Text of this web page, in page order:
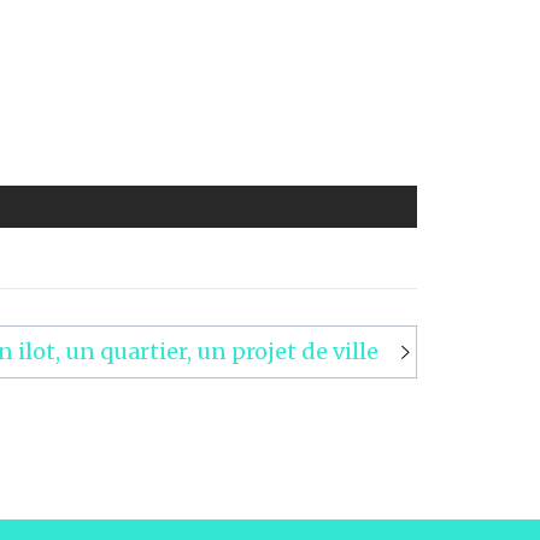
ilot, un quartier, un projet de ville